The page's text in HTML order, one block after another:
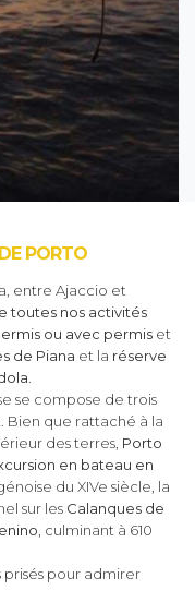
PORTO
entre Ajaccio et
toutes nos activités
ou avec permiset
de Piana et la réserve
se compose de trois
Bien que rattaché à la
des terres, Porto
en bateau en
du XIVe siècle, la
sur les Calanques de
, culminant à 610
prisés pour admirer